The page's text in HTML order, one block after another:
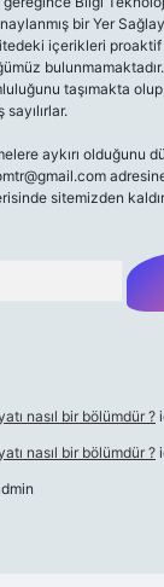
bir Yer
içerikleri
taşımakta
aykırı olduğunu
sitemizden
nasıl bir bölümdür ?
nasıl bir bölümdür ?